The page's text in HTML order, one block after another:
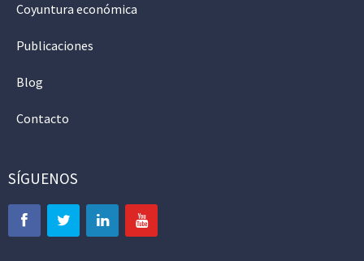
Coyuntura económica
Publicaciones
Blog
Contacto
SÍGUENOS